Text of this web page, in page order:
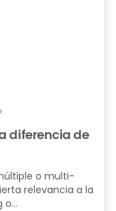
diferencia de
o multi-
relevancia a la